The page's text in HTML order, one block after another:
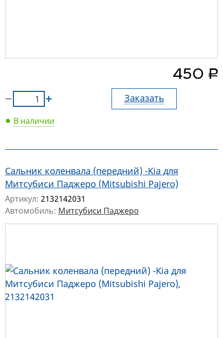
450 руб.
Заказать
В наличии
Сальник коленвала (передний) -Kia для
Митсубиси Паджеро (Mitsubishi Pajero)
Артикул: 2132142031
Автомобиль: Митсубиси Паджеро